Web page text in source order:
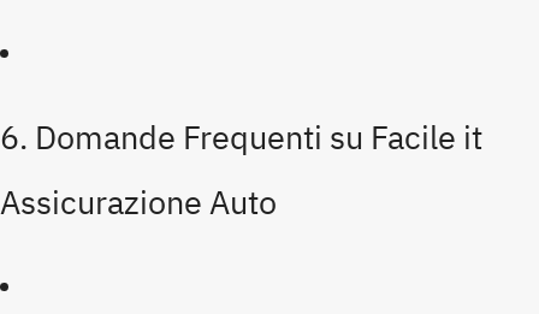
6. Domande Frequenti su Facile it
Assicurazione Auto